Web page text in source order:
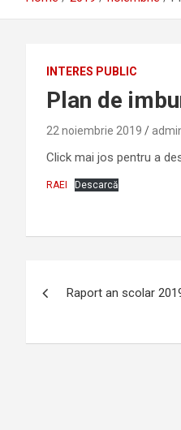
INTERES PUBLIC
Plan de
22 noiembrie 2019
Click mai jos pentru a
RAEI Descarcă
articole
Raport an scolar